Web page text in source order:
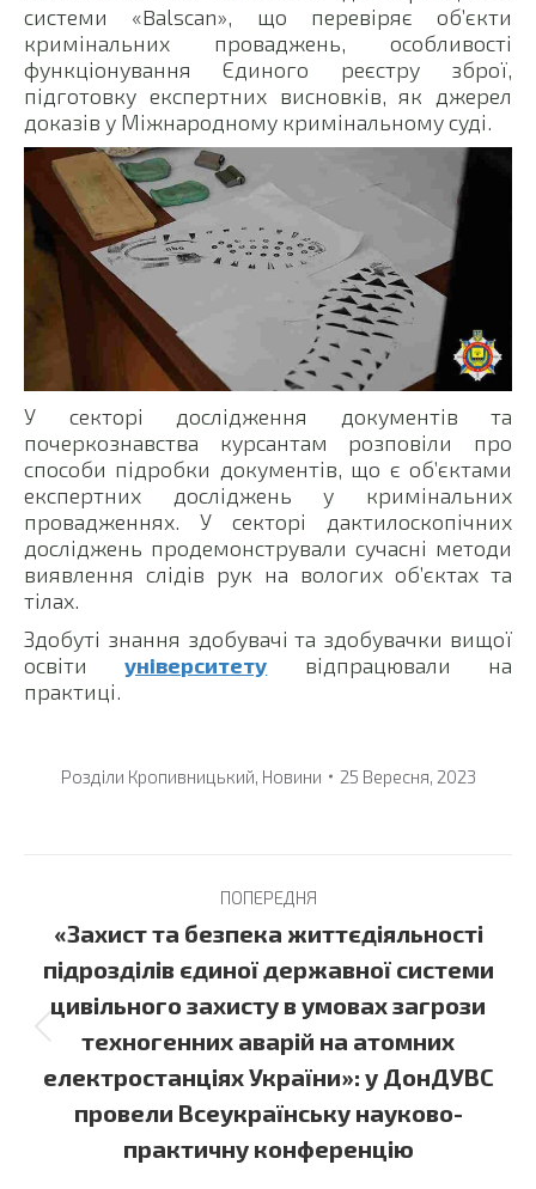
системи «Balscan», що перевіряє об’єкти
кримінальних проваджень, особливості
функціонування Єдиного реєстру зброї,
підготовку експертних висновків, як джерел
доказів у Міжнародному кримінальному суді.
У секторі дослідження документів та
почеркознавства курсантам розповіли про
способи підробки документів, що є об’єктами
експертних досліджень у кримінальних
провадженнях. У секторі дактилоскопічних
досліджень продемонстрували сучасні методи
виявлення слідів рук на вологих об’єктах та
тілах.
Здобуті знання здобувачі та здобувачки вищої
освітиуніверситету відпрацювали на
практиці.
Розділи Кропивницький, Новини 25 Вересня, 2023
navigation
ПОПЕРЕДНЯ
Previous
post:
«Захист та безпека життєдіяльності
підрозділів єдиної державної системи
цивільного захисту в умовах загрози
техногенних аварій на атомних
електростанціях України»: у ДонДУВС
провели Всеукраїнську науково-
практичну конференцію